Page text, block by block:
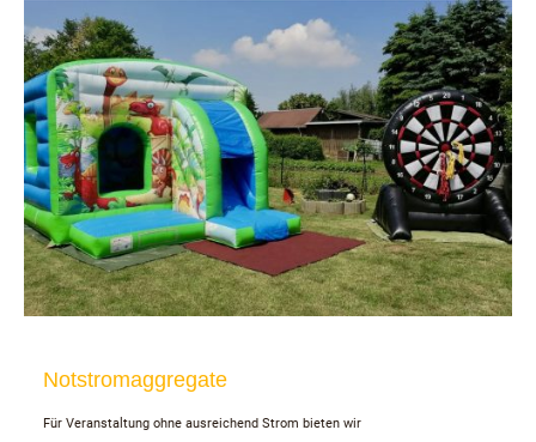
Notstromaggregate
Für Veranstaltung ohne ausreichend Strom bieten wir